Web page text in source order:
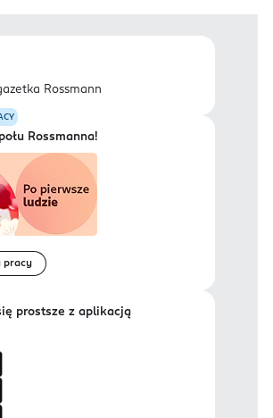
Rossmanna!
pracy
prostsze z aplikacją